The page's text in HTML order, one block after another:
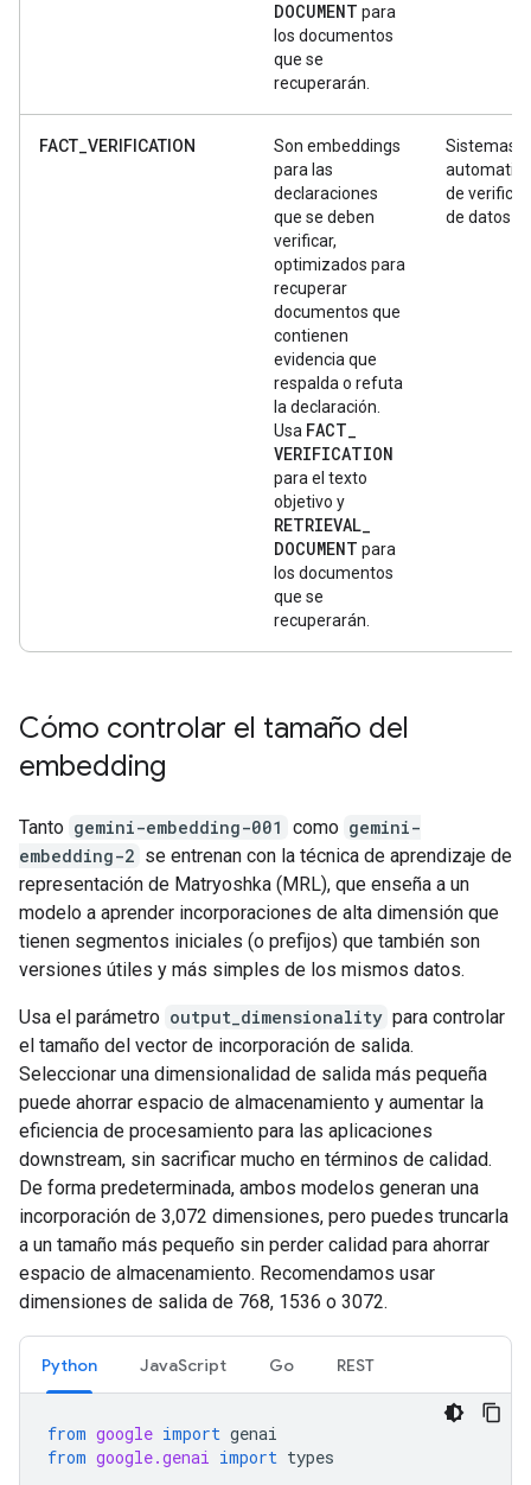
DOCUMENT para
los documentos
que se
recuperarán.
FACT_VERIFICATION
Son embeddings
para las
declaraciones
que se deben
verificar,
optimizados para
recuperar
documentos que
contienen
evidencia que
respalda o refuta
la declaración.
Usa FACT_
VERIFICATION
para el texto
objetivo y
RETRIEVAL_
DOCUMENT para
los documentos
que se
recuperarán.
Sistemas
de
de datos
Cómo controlar el tamaño del
embedding
Tanto gemini-embedding-001 como gemini-
embedding-2 se entrenan con la técnica de aprendizaje de
representación de Matryoshka (MRL), que enseña a un
modelo a aprender incorporaciones de alta dimensión que
tienen segmentos iniciales (o prefijos) que también son
versiones útiles y más simples de los mismos datos.
Usa el parámetro output_dimensionality para controlar
el tamaño del vector de incorporación de salida.
Seleccionar una dimensionalidad de salida más pequeña
puede ahorrar espacio de almacenamiento y aumentar la
eficiencia de procesamiento para las aplicaciones
downstream, sin sacrificar mucho en términos de calidad.
De forma predeterminada, ambos modelos generan una
incorporación de 3,072 dimensiones, pero puedes truncarla
a un tamaño más pequeño sin perder calidad para ahorrar
espacio de almacenamiento. Recomendamos usar
dimensiones de salida de 768, 1536 o 3072.
Python JavaScript Go REST
from google import genai
from google.genai import types